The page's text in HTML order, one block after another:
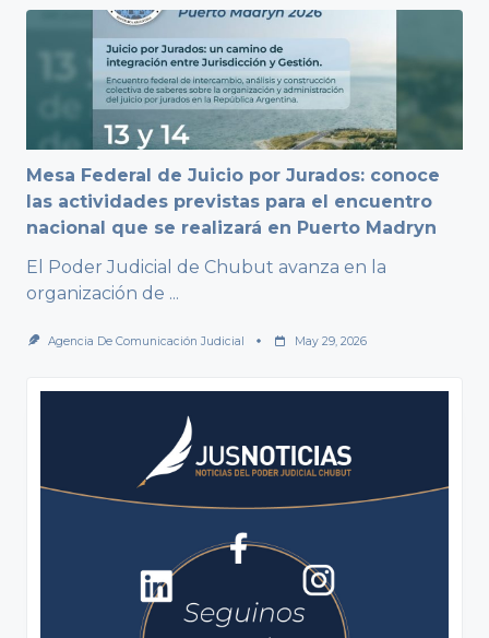
Mesa Federal de Juicio por Jurados: conoce
las actividades previstas para el encuentro
nacional que se realizará en Puerto Madryn
El Poder Judicial de Chubut avanza en la
organización de ...
Agencia De Comunicación Judicial May 29, 2026